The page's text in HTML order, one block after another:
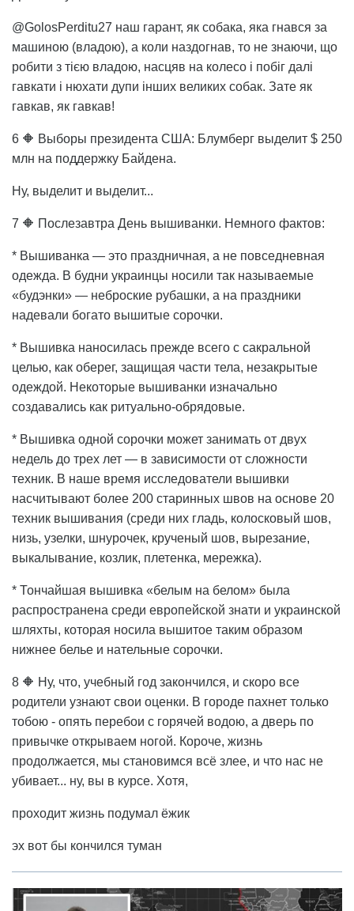
@GolosPerditu27 наш гарант, як собака, яка гнався за
машиною (владою), а коли наздогнав, то не знаючи, що
робити з тією владою, насцяв на колесо і побіг далі
гавкати і нюхати дупи інших великих собак. Зате як
гавкав, як гавкав!
6 🔶 Выборы президента США: Блумберг выделит $ 250
млн на поддержку Байдена.
Ну, выделит и выделит...
7 🔶 Послезавтра День вышиванки. Немного фактов:
* Вышиванка — это праздничная, а не повседневная
одежда. В будни украинцы носили так называемые
«будэнки» — неброские рубашки, а на праздники
надевали богато вышитые сорочки.
* Вышивка наносилась прежде всего с сакральной
целью, как оберег, защищая части тела, незакрытые
одеждой. Некоторые вышиванки изначально
создавались как ритуально-обрядовые.
* Вышивка одной сорочки может занимать от двух
недель до трех лет — в зависимости от сложности
техник. В наше время исследователи вышивки
насчитывают более 200 старинных швов на основе 20
техник вышивания (среди них гладь, колосковый шов,
низь, узелки, шнурочек, крученый шов, вырезание,
выкалывание, козлик, плетенка, мережка).
* Тончайшая вышивка «белым на белом» была
распространена среди европейской знати и украинской
шляхты, которая носила вышитое таким образом
нижнее белье и нательные сорочки.
8 🔶 Ну, что, учебный год закончился, и скоро все
родители узнают свои оценки. В городе пахнет только
тобою - опять перебои с горячей водою, а дверь по
привычке открываем ногой. Короче, жизнь
продолжается, мы становимся всё злее, и что нас не
убивает... ну, вы в курсе. Хотя,
проходит жизнь подумал ёжик
эх вот бы кончился туман